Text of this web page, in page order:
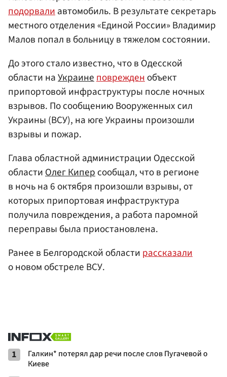
подорвали автомобиль. В результате секретарь
местного отделения «Единой России» Владимир
Малов попал в больницу в тяжелом состоянии.
До этого стало известно, что в Одесской
области наУкраинеповрежденобъект
припортовой инфраструктуры после ночных
взрывов. По сообщению Вооруженных сил
Украины (ВСУ), на юге Украины произошли
взрывы и пожар.
Глава областной администрации Одесской
областиОлег Киперсообщал, что в регионе
в ночь на 6 октября произошли взрывы, от
которых припортовая инфраструктура
получила повреждения, а работа паромной
переправы была приостановлена.
Ранее в Белгородской области рассказали
о новом обстреле ВСУ.
1
Галкин* потерял дар речи после слов Пугачевой о
Киеве